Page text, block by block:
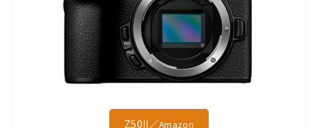
Z50II／Amazon